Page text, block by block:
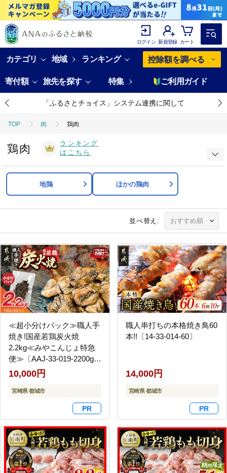
ログイン 新規登録 カート
カテゴリ 地域 ランキング 控除額を調べる
寄付額 旅先を探す 特集 ご利用ガイド
「ふるさとチョイス」システム連携に関して
TOP 肉 鶏肉
鶏肉
ランキング
はこちら
地鶏 ほかの鶏肉
並べ替え:
≪超小分けパック≫職人手
焼き!国産若鶏炭火焼
2.2kg≪みやこんじょ特急
便≫〔AAJ-33-019-2200g-
Q〕
10,000円
宮崎県 都城市
職人串打ちの本格焼き鳥60
本!!〔14-33-014-60〕
14,000円
宮崎県 都城市